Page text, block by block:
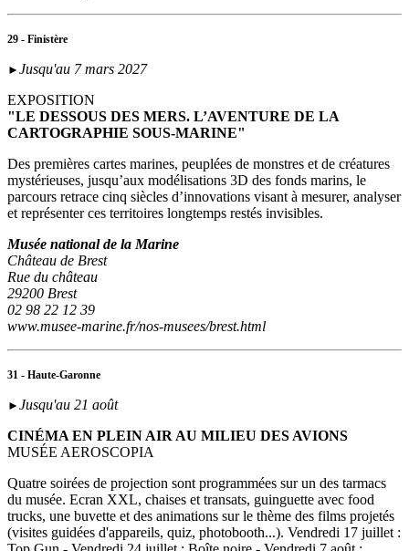
29 - Finistère
► Jusqu'au 7 mars 2027
EXPOSITION
"LE DESSOUS DES MERS. L’AVENTURE DE LA
CARTOGRAPHIE SOUS-MARINE"
Des premières cartes marines, peuplées de monstres et de créatures
mystérieuses, jusqu’aux modélisations 3D des fonds marins, le
parcours retrace cinq siècles d’innovations visant à mesurer, analyser
et représenter ces territoires longtemps restés invisibles.
Musée national de la Marine
Château de Brest
Rue du château
29200 Brest
02 98 22 12 39
www.musee-marine.fr/nos-musees/brest.html
31 - Haute-Garonne
► Jusqu'au 21 août
CINÉMA EN PLEIN AIR AU MILIEU DES AVIONS
MUSÉE AEROSCOPIA
Quatre soirées de projection sont programmées sur un des tarmacs
du musée. Ecran XXL, chaises et transats, guinguette avec food
trucks, une buvette et des animations sur le thème des films projetés
(visites guidées d'appareils, quiz, photobooth...). Vendredi 17 juillet :